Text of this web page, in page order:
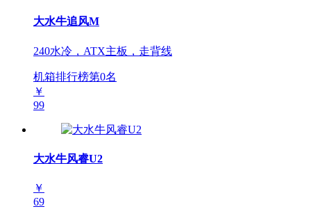
大水牛追风M
240水冷，ATX主板，走背线
机箱排行榜第0名
￥
99
大水牛风睿U2
￥
69